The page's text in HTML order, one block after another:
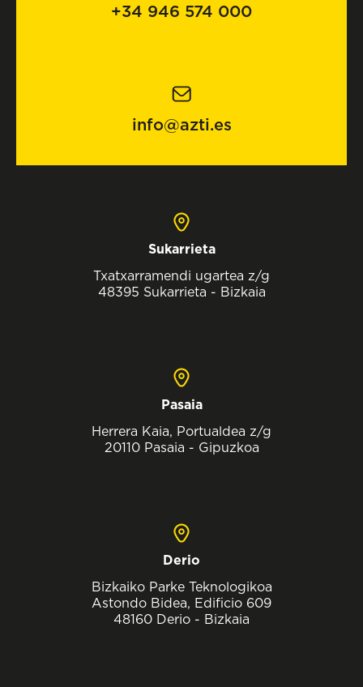
+34 946 574 000
info@azti.es
Sukarrieta
Txatxarramendi ugartea z/g
48395 Sukarrieta - Bizkaia
Pasaia
Herrera Kaia, Portualdea z/g
20110 Pasaia - Gipuzkoa
Derio
Bizkaiko Parke Teknologikoa
Astondo Bidea, Edificio 609
48160 Derio - Bizkaia